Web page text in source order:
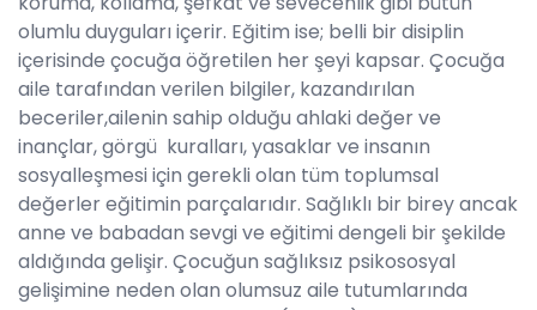
olumlu duyguları içerir. Eğitim ise; belli bir disiplin
içerisinde çocuğa öğretilen her şeyi kapsar. Çocuğa
aile tarafından verilen bilgiler, kazandırılan
beceriler,ailenin sahip olduğu ahlaki değer ve
inançlar, görgü kuralları, yasaklar ve insanın
sosyalleşmesi için gerekli olan tüm toplumsal
değerler eğitimin parçalarıdır. Sağlıklı bir birey ancak
anne ve babadan sevgi ve eğitimi dengeli bir şekilde
aldığında gelişir. Çocuğun sağlıksız psikososyal
gelişimine neden olan olumsuz aile tutumlarında